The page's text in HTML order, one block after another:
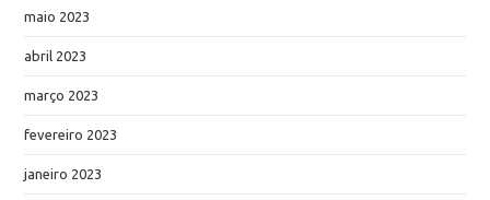
maio 2023
abril 2023
março 2023
fevereiro 2023
janeiro 2023